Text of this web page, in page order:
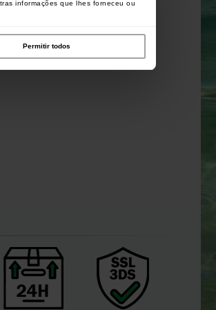
informações que lhes forneceu ou
Permitir todos
Vass Easy-Bac Fur-
Lined Edition [268840A
54 44,90€
Bouillotte Trakker NXG Hot